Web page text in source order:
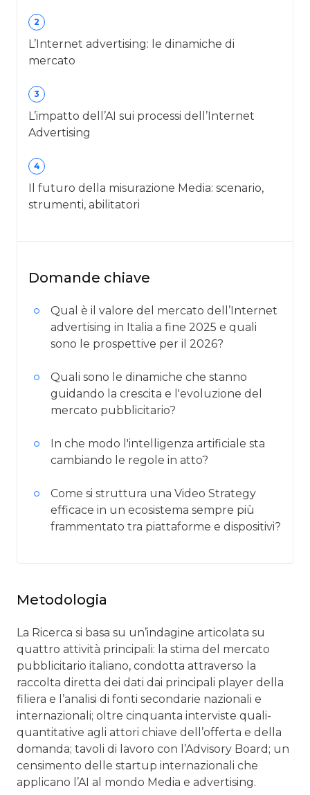
2
L’Internet advertising: le dinamiche di
mercato
3
L’impatto dell’AI sui processi dell’Internet
Advertising
4
Il futuro della misurazione Media: scenario,
strumenti, abilitatori
Domande chiave
Qual è il valore del mercato dell’Internet
advertising in Italia a fine 2025 e quali
sono le prospettive per il 2026?
Quali sono le dinamiche che stanno
guidando la crescita e l'evoluzione del
mercato pubblicitario?
In che modo l'intelligenza artificiale sta
cambiando le regole in atto?
Come si struttura una Video Strategy
efficace in un ecosistema sempre più
frammentato tra piattaforme e dispositivi?
Metodologia
La Ricerca si basa su un’indagine articolata su
quattro attività principali: la stima del mercato
pubblicitario italiano, condotta attraverso la
raccolta diretta dei dati dai principali player della
filiera e l’analisi di fonti secondarie nazionali e
internazionali; oltre cinquanta interviste quali-
quantitative agli attori chiave dell’offerta e della
domanda; tavoli di lavoro con l’Advisory Board; un
censimento delle startup internazionali che
applicano l’AI al mondo Media e advertising.